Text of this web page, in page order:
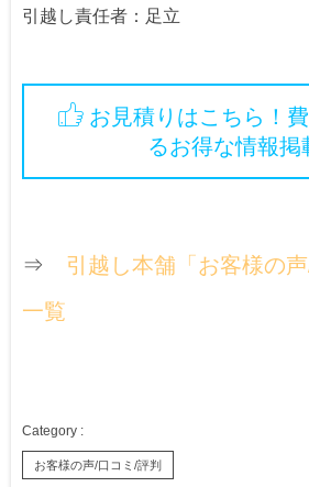
引越し責任者：足立
お見積りはこちら！
るお得な情報掲
⇒ 引越し本舗「お客様の声
一覧
お客様の声/口コミ/評判